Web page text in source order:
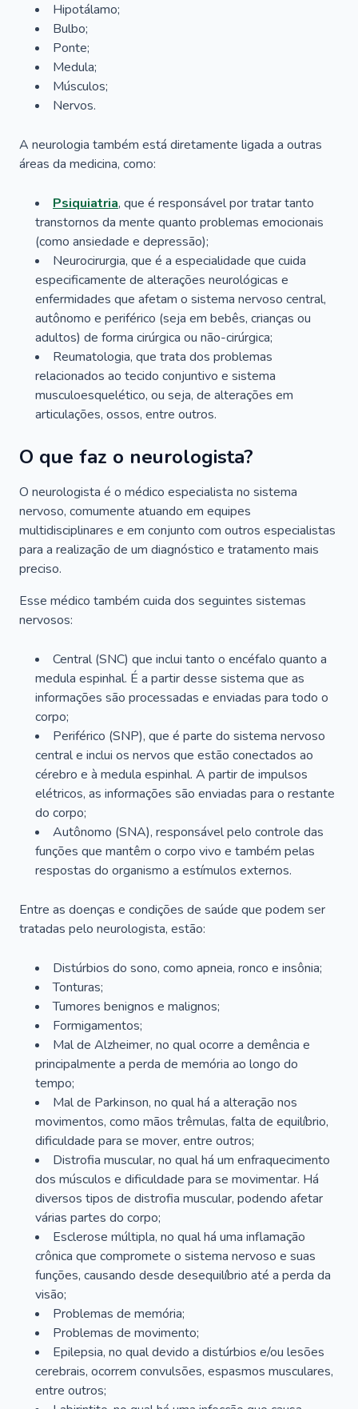
Hipotálamo;
Bulbo;
Ponte;
Medula;
Músculos;
Nervos.
A neurologia também está diretamente ligada a outras
áreas da medicina, como:
Psiquiatria, que é responsável por tratar tanto
transtornos da mente quanto problemas emocionais
(como ansiedade e depressão);
Neurocirurgia, que é a especialidade que cuida
especificamente de alterações neurológicas e
enfermidades que afetam o sistema nervoso central,
autônomo e periférico (seja em bebês, crianças ou
adultos) de forma cirúrgica ou não-cirúrgica;
Reumatologia, que trata dos problemas
relacionados ao tecido conjuntivo e sistema
musculoesquelético, ou seja, de alterações em
articulações, ossos, entre outros.
O que faz o neurologista?
O neurologista é o médico especialista no sistema
nervoso, comumente atuando em equipes
multidisciplinares e em conjunto com outros especialistas
para a realização de um diagnóstico e tratamento mais
preciso.
Esse médico também cuida dos seguintes sistemas
nervosos:
Central (SNC) que inclui tanto o encéfalo quanto a
medula espinhal. É a partir desse sistema que as
informações são processadas e enviadas para todo o
corpo;
Periférico (SNP), que é parte do sistema nervoso
central e inclui os nervos que estão conectados ao
cérebro e à medula espinhal. A partir de impulsos
elétricos, as informações são enviadas para o restante
do corpo;
Autônomo (SNA), responsável pelo controle das
funções que mantêm o corpo vivo e também pelas
respostas do organismo a estímulos externos.
Entre as doenças e condições de saúde que podem ser
tratadas pelo neurologista, estão:
Distúrbios do sono, como apneia, ronco e insônia;
Tonturas;
Tumores benignos e malignos;
Formigamentos;
Mal de Alzheimer, no qual ocorre a demência e
principalmente a perda de memória ao longo do
tempo;
Mal de Parkinson, no qual há a alteração nos
movimentos, como mãos trêmulas, falta de equilíbrio,
dificuldade para se mover, entre outros;
Distrofia muscular, no qual há um enfraquecimento
dos músculos e dificuldade para se movimentar. Há
diversos tipos de distrofia muscular, podendo afetar
várias partes do corpo;
Esclerose múltipla, no qual há uma inflamação
crônica que compromete o sistema nervoso e suas
funções, causando desde desequilíbrio até a perda da
visão;
Problemas de memória;
Problemas de movimento;
Epilepsia, no qual devido a distúrbios e/ou lesões
cerebrais, ocorrem convulsões, espasmos musculares,
entre outros;